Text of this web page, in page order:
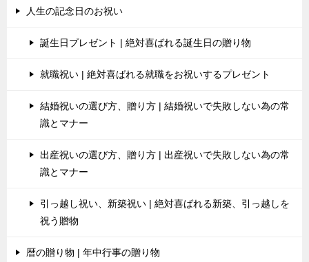
人生の記念日のお祝い
誕生日プレゼント | 絶対喜ばれる誕生日の贈り物
就職祝い | 絶対喜ばれる就職をお祝いするプレゼント
結婚祝いの選び方、贈り方 | 結婚祝いで失敗しない為の常
識とマナー
出産祝いの選び方、贈り方 | 出産祝いで失敗しない為の常
識とマナー
引っ越し祝い、新築祝い | 絶対喜ばれる新築、引っ越しを
祝う贈物
暦の贈り物 | 年中行事の贈り物